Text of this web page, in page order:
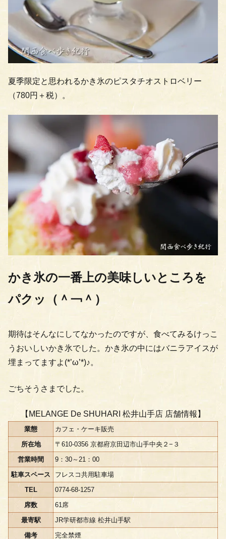
夏季限定と思われるかき氷のピスタチオストロベリー
（780円＋税）。
かき氷の一番上の美味しいところを
パクッ（＾￢＾）
期待はそんなにしてなかったのですが、食べてみるけっこ
うおいしいかき氷でした。かき氷の中にはバニラアイスが
埋まってますよ(*’ω’*)♪。
ごちそうさまでした。
【MELANGE De SHUHARI 松井山手店 店舗情報】
業態
カフェ・ケーキ販売
所在地
〒610-0356 京都府京田辺市山手中央２−３
営業時間
9：30～21：00
駐車スペース
フレスコ共用駐車場
TEL
0774-68-1257
席数
61席
最寄駅
JR学研都市線 松井山手駅
備考
完全禁煙